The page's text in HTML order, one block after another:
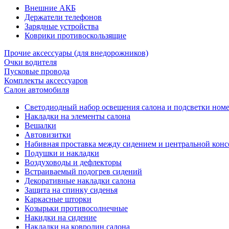
Внешние АКБ
Держатели телефонов
Зарядные устройства
Коврики противоскользящие
Прочие аксессуары (для внедорожников)
Очки водителя
Пусковые провода
Комплекты аксессуаров
Салон автомобиля
Светодиодный набор освещения салона и подсветки
Накладки на элементы салона
Вешалки
Автовизитки
Набивная проставка между сидением и центральной
Подушки и накладки
Воздуховоды и дефлекторы
Встраиваемый подогрев сидений
Декоративные накладки салона
Защита на спинку сиденья
Каркасные шторки
Козырьки противосолнечные
Накидки на сидение
Накладки на ковролин салона